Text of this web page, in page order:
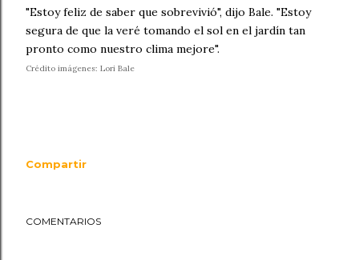
"Estoy feliz de saber que sobrevivió", dijo Bale. "Estoy
segura de que la veré tomando el sol en el jardín tan
pronto como nuestro clima mejore".
Crédito imágenes: Lori Bale
Compartir
COMENTARIOS